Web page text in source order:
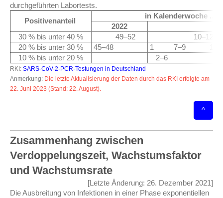
durchgeführten Labortests.
Positivenanteil
in Kalenderwoche ...
2022
30 % bis unter 40 %
49–52
10–12
20 % bis unter 30 %
45–48
1 7–9
10 % bis unter 20 %
2–6
RKI: SARS-CoV-2-PCR-Testungen in Deutschland
Anmerkung: Die letzte Aktualisierung der Daten durch das RKI erfolgte am
22. Juni 2023 (Stand: 22. August).
^
Zusammenhang zwischen
Verdoppelungszeit, Wachstumsfaktor
und Wachstumsrate
[Letzte Änderung: 26. Dezember 2021]
Die Ausbreitung von Infektionen in einer Phase exponentiellen